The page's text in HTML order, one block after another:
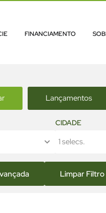
FINANCIAMENTO
Lançamentos
CIDADE
1 selecs.
Limpar Filtro